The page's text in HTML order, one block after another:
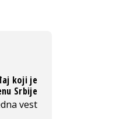
koji je
Srbije
vest